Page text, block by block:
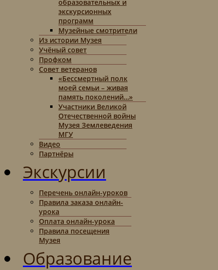
образовательных и
экскурсионных
программ
Музейные смотрители
Из истории Музея
Учёный совет
Профком
Совет ветеранов
«Бессмертный полк
моей семьи – живая
память поколений…»
Участники Великой
Отечественной войны
Музея Землеведения
МГУ
Видео
Партнёры
Экскурсии
Перечень онлайн-уроков
Правила заказа онлайн-
урока
Оплата онлайн-урока
Правила посещения
Музея
Образование